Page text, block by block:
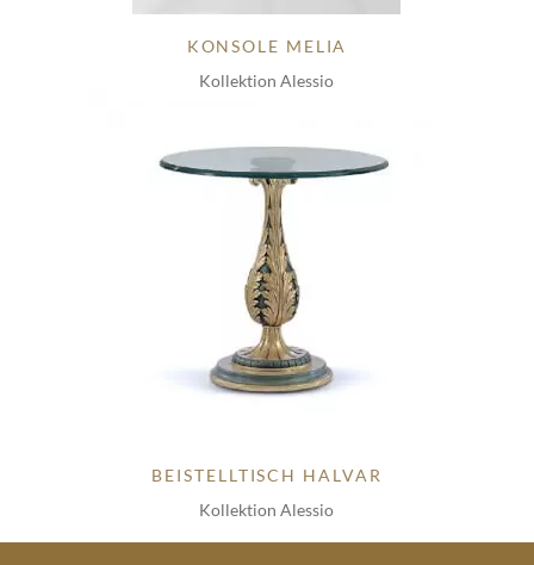
KONSOLE MELIA
Kollektion Alessio
BEISTELLTISCH HALVAR
Kollektion Alessio